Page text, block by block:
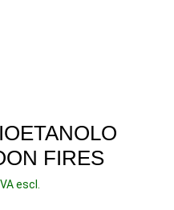
FIRES
IVA escl.